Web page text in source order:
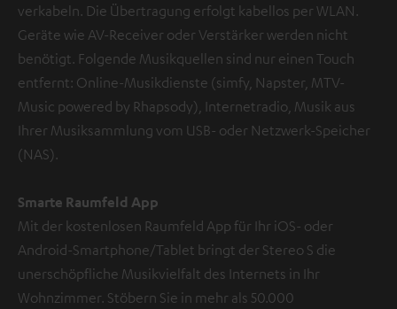
verkabeln. Die Übertragung erfolgt kabellos per WLAN.
Geräte wie AV-Receiver oder Verstärker werden nicht
benötigt. Folgende Musikquellen sind nur einen Touch
entfernt: Online-Musikdienste (simfy, Napster, MTV-
Music powered by Rhapsody), Internetradio, Musik aus
Ihrer Musiksammlung vom USB- oder Netzwerk-Speicher
(NAS).
Smarte Raumfeld App
Mit der kostenlosen Raumfeld App für Ihr iOS- oder
Android-Smartphone/Tablet bringt der Stereo S die
unerschöpfliche Musikvielfalt des Internets in Ihr
Wohnzimmer. Stöbern Sie in mehr als 50.000